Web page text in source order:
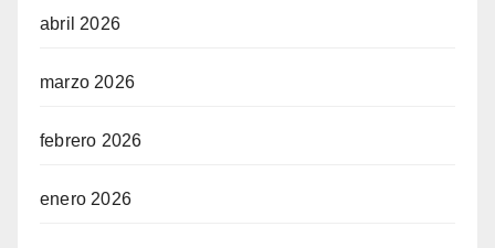
abril 2026
marzo 2026
febrero 2026
enero 2026